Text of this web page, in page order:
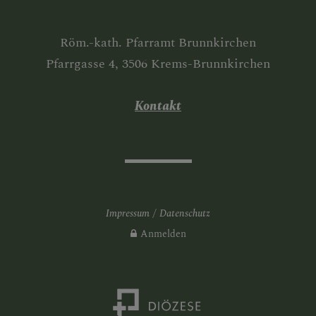
TODESANZEIGEN
FRIEDHOFSORDNUNG
Röm.-kath. Pfarramt Brunnkirchen
Pfarrgasse 4, 3506 Krems-Brunnkirchen
Kontakt
Impressum
Datenschutz
Anmelden